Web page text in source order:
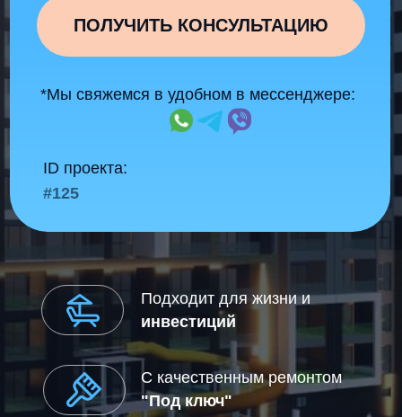
С качественным ремонтом
Скидки и бонусы
по ценам застройщиков